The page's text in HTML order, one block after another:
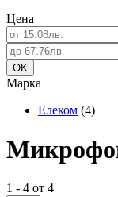
Цена
Марка
Елеком (4)
1 - 4 от 4